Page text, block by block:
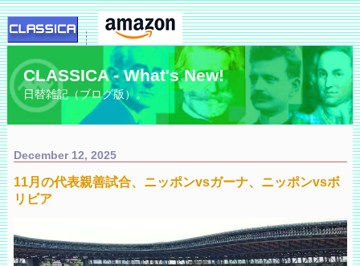
CLASSICA - What's New!
日替雑記（ブログ版）。
December 12, 2025
11月の代表親善試合、ニッポンvsガーナ、ニッポンvsボ
リビア